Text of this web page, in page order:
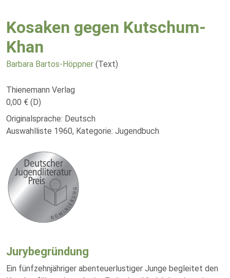
Kosaken gegen Kutschum-
Khan
Barbara Bartos-Höppner (Text)
Thienemann Verlag
0,00 € (D)
Originalsprache: Deutsch
Auswahlliste 1960, Kategorie: Jugendbuch
Jurybegründung
Ein fünfzehnjähriger abenteuerlustiger Junge begleitet den